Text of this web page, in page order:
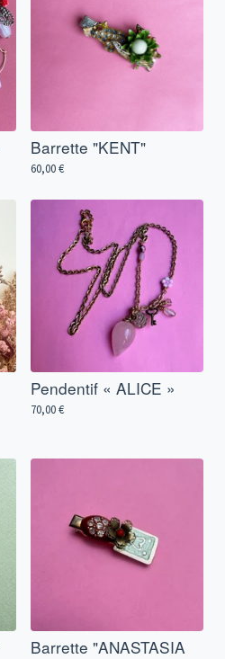
Barrette "KENT"
60,00€
Pendentif « ALICE »
70,00€
Barrette "ANASTASIA